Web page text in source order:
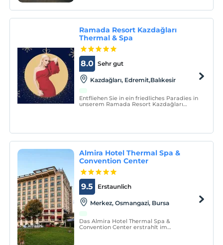
Ramada Resort Kazdağları
Thermal & Spa
Sehr gut
8.0
Kazdağları, Edremit,Balıkesir
Entfliehen Sie in ein friedliches Paradies in
unserem Ramada Resort Kazdağları
Almira Hotel Thermal Spa &
Convention Center
Erstaunlich
9.5
Merkez, Osmangazi, Bursa
Das Almira Hotel Thermal Spa &
Convention Center erstrahlt im